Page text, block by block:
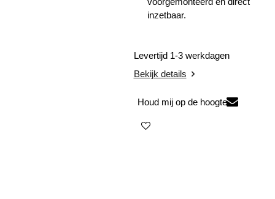
inzetbaar.
Levertijd 1-3 werkdagen
Bekijk details
Houd mij op de hoogte